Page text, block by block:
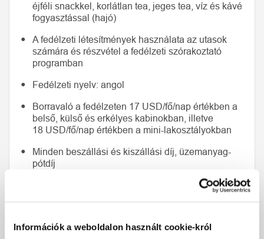
Információk a weboldalon használt cookie-król
éjféli snackkel, korlátlan tea, jeges tea, víz és kávé
fogyasztással (hajó)
A fedélzeti létesítmények használata az utasok
számára és részvétel a fedélzeti szórakoztató
programban
Fedélzeti nyelv: angol
Borravaló a fedélzeten 17 USD/fő/nap értékben a
belső, külső és erkélyes kabinokban, illetve
18 USD/fő/nap értékben a mini-lakosztályokban
Minden beszállási és kiszállási díj, üzemanyag-
pótdíj
1 x városnézés Los Angelesben (időtartam kb.
3,5 óra, 37. nap)